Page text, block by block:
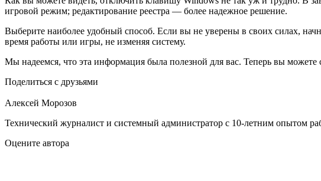
игровой режим; редактирование реестра — более надежное решение.
Выберите наиболее удобный способ. Если вы не уверены в своих силах,
время работы или игры, не изменяя систему.
Мы надеемся, что эта информация была полезной для вас. Теперь вы можете
Поделиться с друзьями
Алексей Морозов
Технический журналист и системный администратор с 10‑летним опытом
Оцените автора